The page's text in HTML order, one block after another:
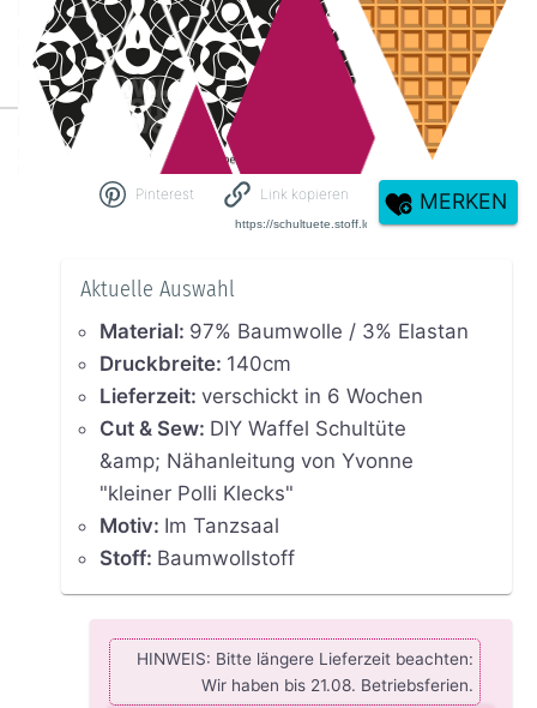
Pinterest Link kopieren MERKEN
Aktuelle Auswahl
Material: 97% Baumwolle / 3% Elastan
Druckbreite: 140cm
Lieferzeit: verschickt in 6 Wochen
Cut & Sew: DIY Waffel Schultüte
&amp; Nähanleitung von Yvonne
"kleiner Polli Klecks"
Motiv: Im Tanzsaal
Stoff: Baumwollstoff
HINWEIS: Bitte längere Lieferzeit beachten:
Wir haben bis 21.08. Betriebsferien.